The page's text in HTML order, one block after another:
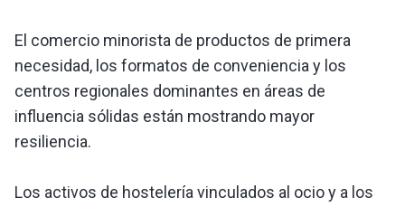
El comercio minorista de productos de primera
necesidad, los formatos de conveniencia y los
centros regionales dominantes en áreas de
influencia sólidas están mostrando mayor
resiliencia.
Los activos de hostelería vinculados al ocio y a los